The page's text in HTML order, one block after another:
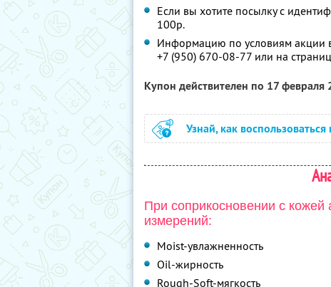
Если вы хотите посылку с
100р.
Информацию по условиям акции
+7 (950) 670-08-77 или на
Купон действителен по 17 февраля
Узнай, как
При соприкосновении с
измерений:
Moist-увлажненность
Oil-жирность
Rough-Soft-мягкость